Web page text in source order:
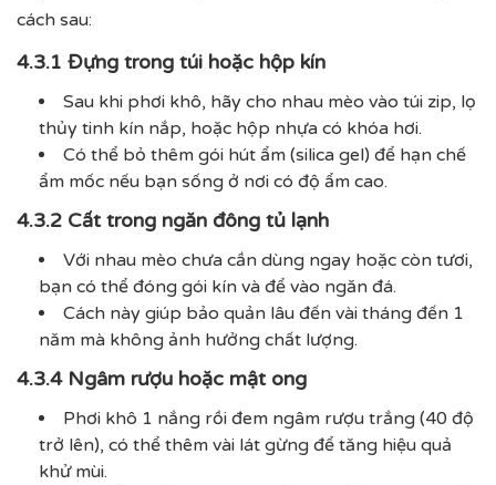
cách sau:
4.3.1 Đựng trong túi hoặc hộp kín
Sau khi phơi khô, hãy cho nhau mèo vào túi zip, lọ
thủy tinh kín nắp, hoặc hộp nhựa có khóa hơi.
Có thể bỏ thêm gói hút ẩm (silica gel) để hạn chế
ẩm mốc nếu bạn sống ở nơi có độ ẩm cao.
4.3.2 Cất trong ngăn đông tủ lạnh
Với nhau mèo chưa cần dùng ngay hoặc còn tươi,
bạn có thể đóng gói kín và để vào ngăn đá.
Cách này giúp bảo quản lâu đến vài tháng đến 1
năm mà không ảnh hưởng chất lượng.
4.3.4 Ngâm rượu hoặc mật ong
Phơi khô 1 nắng rồi đem ngâm rượu trắng (40 độ
trở lên), có thể thêm vài lát gừng để tăng hiệu quả
khử mùi.